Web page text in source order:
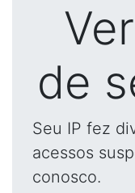
de
Seu IP fez
acessos
conosco.